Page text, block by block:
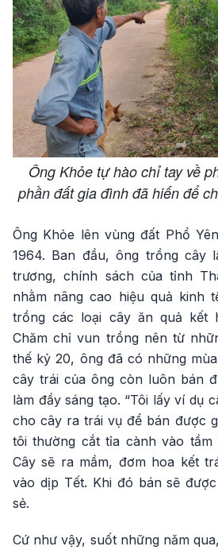
Ông Khỏe tự hào chỉ tay về
phần đất gia đình đã hiến để
Ông Khỏe lên vùng đất Phổ
1964. Ban đầu, ông trồng cây
trương, chính sách của tỉnh
nhằm nâng cao hiệu quả kinh
trồng các loại cây ăn quả kết
Chăm chỉ vun trồng nên từ
thế kỷ 20, ông đã có những
cây trái của ông còn luôn bán
làm đầy sáng tạo. “Tôi lấy ví dụ
cho cây ra trái vụ để bán được
tôi thường cắt tỉa cành vào tầm
Cây sẽ ra mầm, đơm hoa kết
vào dịp Tết. Khi đó bán sẽ
sẻ.
Cứ như vậy, suốt những năm